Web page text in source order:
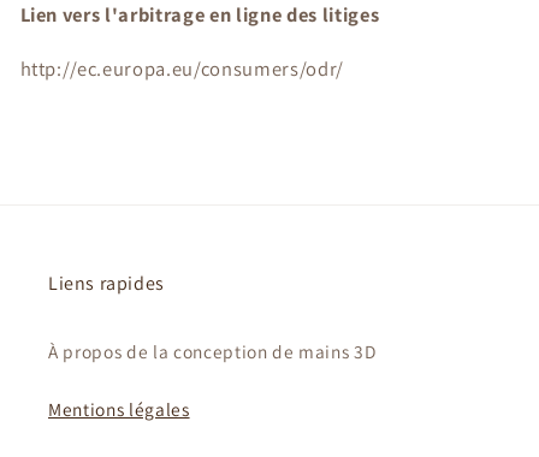
Lien vers l'arbitrage en ligne des litiges
http://ec.europa.eu/consumers/odr/
Liens rapides
À propos de la conception de mains 3D
Mentions légales